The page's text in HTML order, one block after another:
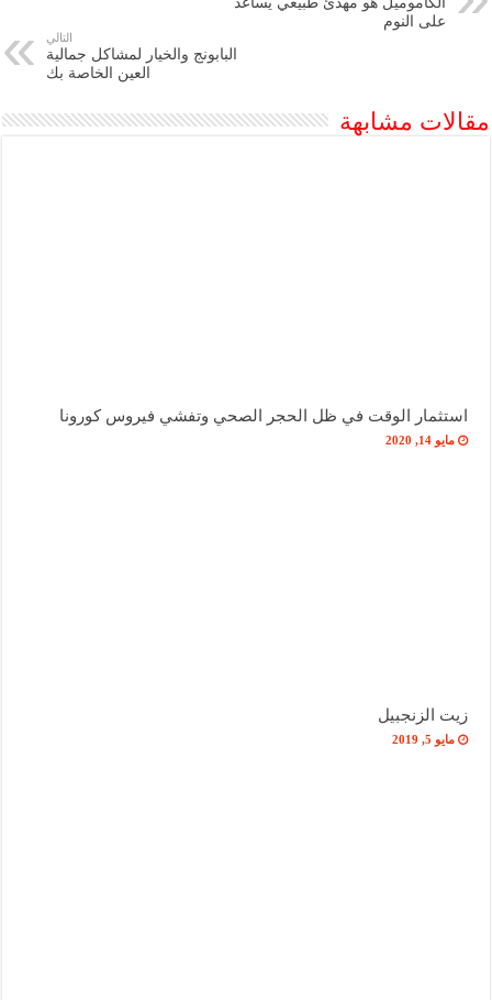
على النوم
التالي
البابونج والخيار لمشاكل جمالية
العين الخاصة بك
مقالات مشابهة
استثمار الوقت في ظل الحجر الصحي وتفشي فيروس كورونا
مايو 14, 2020
زيت الزنجبيل
مايو 5, 2019